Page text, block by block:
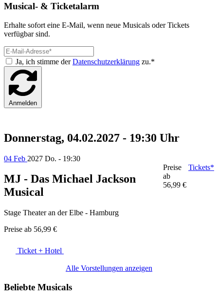
Musical- & Ticketalarm
Erhalte sofort eine E-Mail, wenn neue Musicals oder Tickets
verfügbar sind.
Ja, ich stimme derDatenschutzerklärung zu.*
Anmelden
Donnerstag, 04.02.2027 - 19:30 Uhr
04 Feb 2027 Do. - 19:30
MJ - Das Michael Jackson
Musical
Stage Theater an der Elbe - Hamburg
Preise ab 56,99 €
Preise
ab
56,99 €
Tickets*
Ticket + Hotel
Alle Vorstellungen anzeigen
Beliebte Musicals